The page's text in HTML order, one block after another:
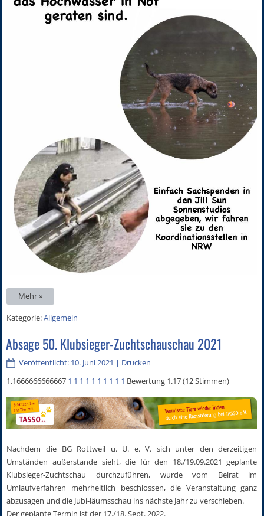
Mehr »
Kategorie:Allgemein
Absage 50. Klubsieger-Zuchtschauschau 2021
Veröffentlicht: 10. Juni 2021 | Drucken
1.1666666666667 1 1 1 1 1 1 1 1 1 1 Bewertung 1.17 (12 Stimmen)
Nachdem die BG Rottweil u. U. e. V. sich unter den derzeitigen
Umständen außerstande sieht, die für den 18./19.09.2021 geplante
Klubsieger-Zuchtschau durchzuführen, wurde vom Beirat im
Umlaufverfahren mehrheitlich beschlossen, die Veranstaltung ganz
abzusagen und die Jubi-läumsschau ins nächste Jahr zu verschieben.
Der geplante Termin ist der 17./18. Sept. 2022.